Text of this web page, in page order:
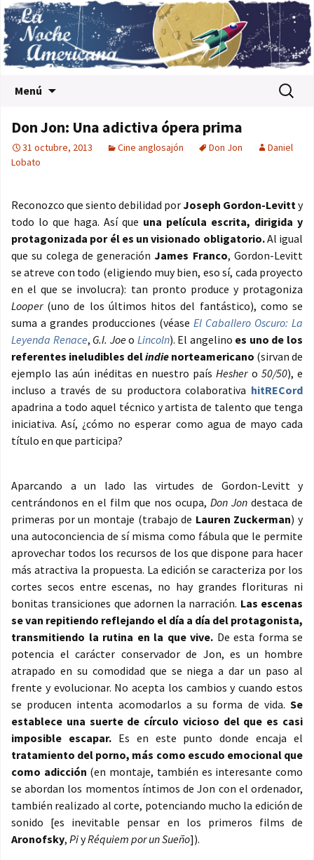
Menú Buscar:
Don Jon: Una adictiva ópera prima
31 octubre, 2013 Cine anglosajón Don Jon
Daniel
Lobato
Reconozco que siento debilidad porJoseph Gordon-Levitty
todo lo que haga. Así que una película escrita, dirigida y
protagonizada por él es un visionado obligatorio.Al igual
que su colega de generación James Franco, Gordon-Levitt
se atreve con todo (eligiendo muy bien, eso sí, cada proyecto
en el que se involucra): tan pronto produce y protagoniza
Looper(uno de los últimos hitos del fantástico), como se
suma a grandes producciones (véase El Caballero Oscuro: La
Leyenda Renace, G.I. Joeo Lincoln). El angelino es uno de los
referentes ineludibles delindie norteamericano (sirvan de
ejemplo las aún inéditas en nuestro paísHeshero 50/50), e
incluso a través de su productora colaborativa hitRECord
apadrina a todo aquel técnico y artista de talento que tenga
iniciativa. Así, ¿cómo no esperar como agua de mayo cada
título en que participa?
Aparcando a un lado las virtudes de Gordon-Levitt y
centrándonos en el film que nos ocupa, Don Jon destaca de
primeras por un montaje (trabajo de Lauren Zuckerman) y
una autoconciencia de sí misma como fábula que le permite
aprovechar todos los recursos de los que dispone para hacer
más atractiva la propuesta. La edición se caracteriza por los
cortes secos entre escenas, no hay grandes florituras ni
bonitas transiciones que adornen la narración. Las escenas
se van repitiendo reflejando el día a día del protagonista,
transmitiendo la rutina en la que vive. De esta forma se
potencia el carácter conservador de Jon, es un hombre
atrapado en su comodidad que se niega a dar un paso al
frente y evolucionar. No acepta los cambios y cuando estos
se producen intenta acomodarlos a su forma de vida. Se
establece una suerte de círculo vicioso del que es casi
imposible escapar.Es en este punto donde encaja el
tratamiento del porno, más como escudo emocional que
como adicción (en montaje, también es interesante como
se abordan los momentos íntimos de Jon con el ordenador,
también realizado al corte, potenciando mucho la edición de
sonido [es inevitable pensar en los primeros films de
Aronofsky, PiyRéquiem por un Sueño]).